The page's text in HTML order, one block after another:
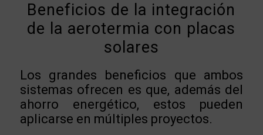
Beneficios de la integración
de la aerotermia con placas
solares
Los grandes beneficios que ambos
sistemas ofrecen es que, además del
ahorro energético, estos pueden
aplicarse en múltiples proyectos.